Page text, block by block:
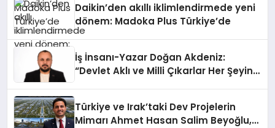
Daikin’den akıllı iklimlendirmede yeni
dönem: Madoka Plus Türkiye’de
İş İnsanı-Yazar Doğan Akdeniz:
“Devlet Aklı ve Milli Çıkarlar Her Şeyin
Türkiye ve Irak’taki Dev Projelerin
Mimarı Ahmet Hasan Salim Beyoğlu,